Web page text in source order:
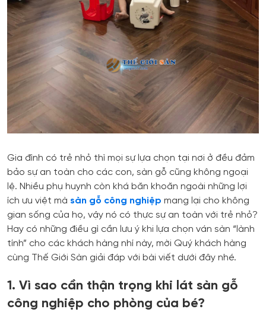
Gia đình có trẻ nhỏ thì mọi sự lựa chọn tại nơi ở đều đảm
bảo sự an toàn cho các con, sàn gỗ cũng không ngoại
lệ. Nhiều phụ huynh còn khá băn khoăn ngoài những lợi
ích ưu việt mà sàn gỗ công nghiệp mang lại cho không
gian sống của họ, vậy nó có thực sự an toàn với trẻ nhỏ?
Hay có những điều gì cần lưu ý khi lựa chọn ván sàn “lành
tính” cho các khách hàng nhí này, mời Quý khách hàng
cùng Thế Giới Sàn giải đáp với bài viết dưới đây nhé.
1. Vì sao cần thận trọng khi lát sàn gỗ
công nghiệp cho phòng của bé?